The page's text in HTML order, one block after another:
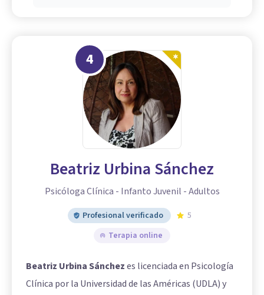
4
Beatriz Urbina Sánchez
Psicóloga Clínica - Infanto Juvenil - Adultos
Profesional verificado
5
Terapia online
Beatriz Urbina Sánchezes licenciada en Psicología
Clínica por la Universidad de las Américas (UDLA) y